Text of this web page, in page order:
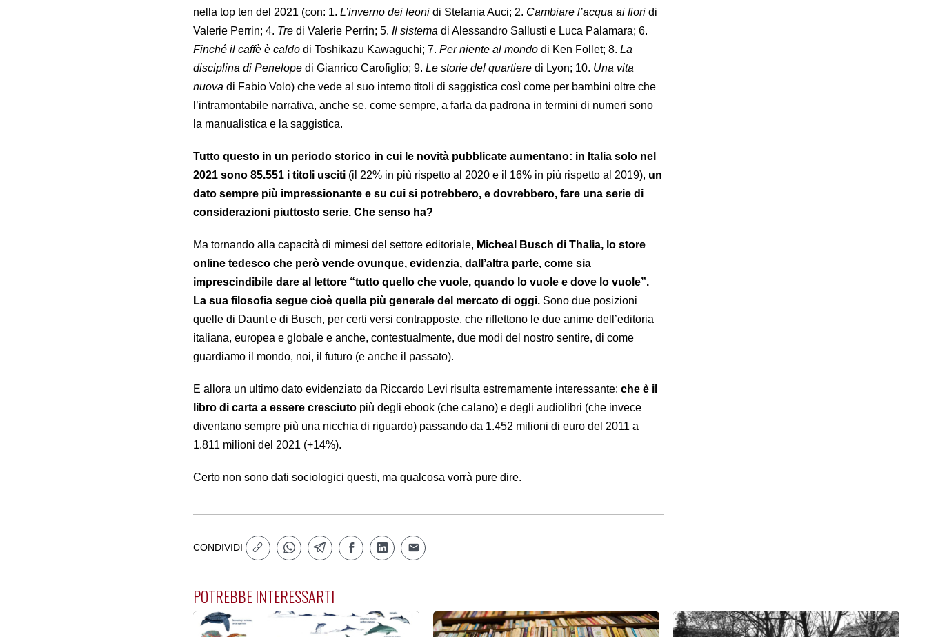
nella top ten del 2021 (con: 1. L’inverno dei leoni di Stefania Auci; 2. Cambiare l’acqua ai fiori di
Valerie Perrin; 4. Tre di Valerie Perrin; 5. Il sistema di Alessandro Sallusti e Luca Palamara; 6.
Finché il caffè è caldo di Toshikazu Kawaguchi; 7. Per niente al mondo di Ken Follet; 8. La
disciplina di Penelope di Gianrico Carofiglio; 9. Le storie del quartiere di Lyon; 10. Una vita
nuova di Fabio Volo) che vede al suo interno titoli di saggistica così come per bambini oltre che
l’intramontabile narrativa, anche se, come sempre, a farla da padrona in termini di numeri sono
la manualistica e la saggistica.
Tutto questo in un periodo storico in cui le novità pubblicate aumentano: in Italia solo nel
2021 sono 85.551 i titoli usciti (il 22% in più rispetto al 2020 e il 16% in più rispetto al 2019), un
dato sempre più impressionante e su cui si potrebbero, e dovrebbero, fare una serie di
considerazioni piuttosto serie. Che senso ha?
Ma tornando alla capacità di mimesi del settore editoriale, Micheal Busch di Thalia, lo store
online tedesco che però vende ovunque, evidenzia, dall’altra parte, come sia
imprescindibile dare al lettore “tutto quello che vuole, quando lo vuole e dove lo vuole”.
La sua filosofia segue cioè quella più generale del mercato di oggi. Sono due posizioni
quelle di Daunt e di Busch, per certi versi contrapposte, che riflettono le due anime dell’editoria
italiana, europea e globale e anche, contestualmente, due modi del nostro sentire, di come
guardiamo il mondo, noi, il futuro (e anche il passato).
E allora un ultimo dato evidenziato da Riccardo Levi risulta estremamente interessante: che è il
libro di carta a essere cresciuto più degli ebook (che calano) e degli audiolibri (che invece
diventano sempre più una nicchia di riguardo) passando da 1.452 milioni di euro del 2011 a
1.811 milioni del 2021 (+14%).
Certo non sono dati sociologici questi, ma qualcosa vorrà pure dire.
CONDIVIDI
POTREBBE INTERESSARTI